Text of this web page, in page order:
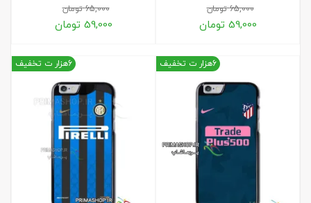
65,000تومان
59,000 تومان
65,000تومان
59,000 تومان
6هزار ت تخفیف 6هزار ت تخفیف